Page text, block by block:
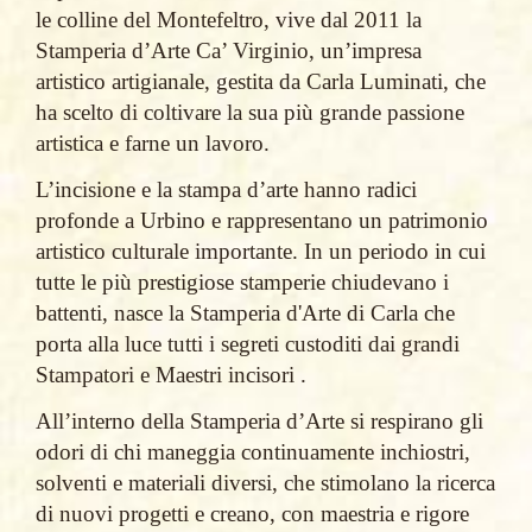
le colline del Montefeltro, vive dal 2011 la
Stamperia d’Arte Ca’ Virginio, un’impresa
artistico artigianale, gestita da Carla Luminati, che
ha scelto di coltivare la sua più grande passione
artistica e farne un lavoro.
L’incisione e la stampa d’arte hanno radici
profonde a Urbino e rappresentano un patrimonio
artistico culturale importante. In un periodo in cui
tutte le più prestigiose stamperie chiudevano i
battenti, nasce la Stamperia d'Arte di Carla che
porta alla luce tutti i segreti custoditi dai grandi
Stampatori e Maestri incisori .
All’interno della Stamperia d’Arte si respirano gli
odori di chi maneggia continuamente inchiostri,
solventi e materiali diversi, che stimolano la ricerca
di nuovi progetti e creano, con maestria e rigore